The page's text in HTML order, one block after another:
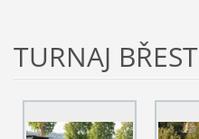
TURNAJ BŘEST